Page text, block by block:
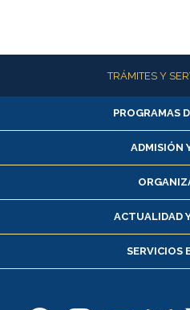
Más informaciónTRÁMITES Y
Alumnas/os y
Matrícula
Inscripción y
Consulta y
Servicio
Pago de arancel y
PROGRAMAS
ADMISIÓN
ACTUALIDAD
SERVICIOS